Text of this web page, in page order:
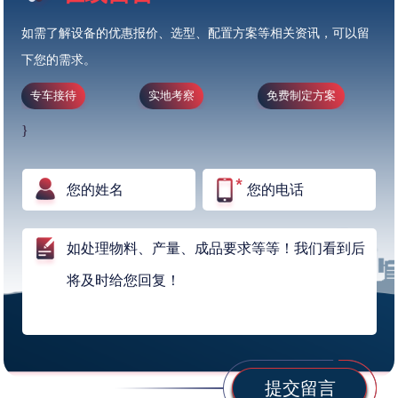
如需了解设备的优惠报价、选型、配置方案等相关资讯，可以留
下您的需求。
专车接待 实地考察 免费制定方案
}
提交留言